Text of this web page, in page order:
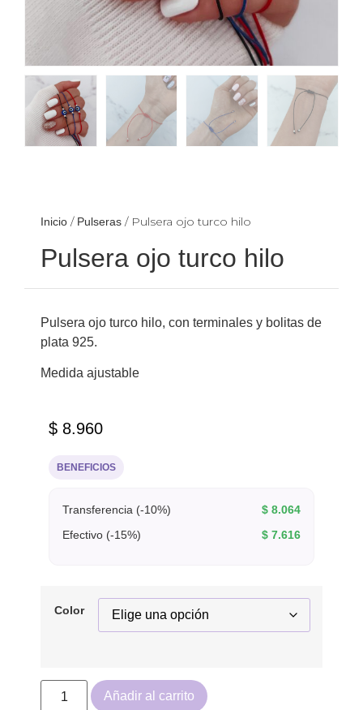
Inicio / Pulseras / Pulsera ojo turco hilo
Pulsera ojo turco hilo
Pulsera ojo turco hilo, con terminales y bolitas de
plata 925.
Medida ajustable
$ 8.960
BENEFICIOS
Transferencia (-10%) $ 8.064
Efectivo (-15%)
$ 7.616
Color
Añadir al carrito